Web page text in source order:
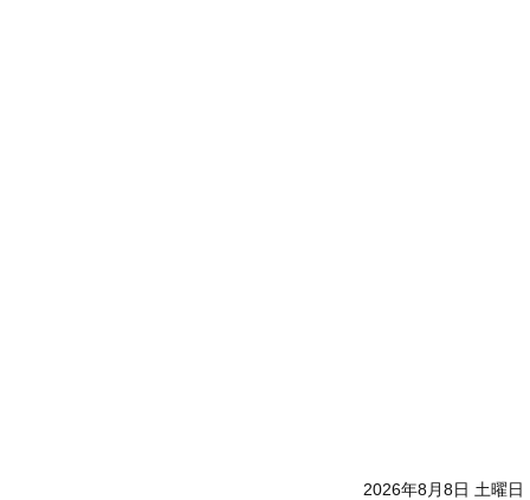
2026年8月8日 土曜日